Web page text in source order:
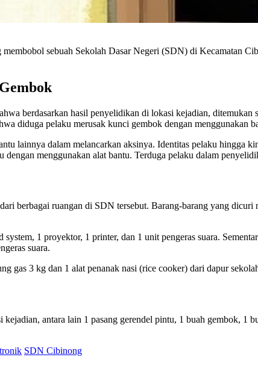
sebuah Sekolah Dasar Negeri (SDN) di Kecamatan
berdasarkan hasil penyelidikan di lokasi kejadian, ditemukan
diduga pelaku merusak kunci gembok dengan
lainnya dalam melancarkan aksinya. Identitas pelaku hingga
menggunakan alat bantu. Terduga pelaku dalam
berbagai ruangan di SDN tersebut. Barang-barang yang
1 proyektor, 1 printer, dan 1 unit pengeras suara.
suara.
gas 3 kg dan 1 alat penanak nasi (rice cooker) dari dapur
antara lain 1 pasang gerendel pintu, 1 buah gembok, 1
SDN Cibinong